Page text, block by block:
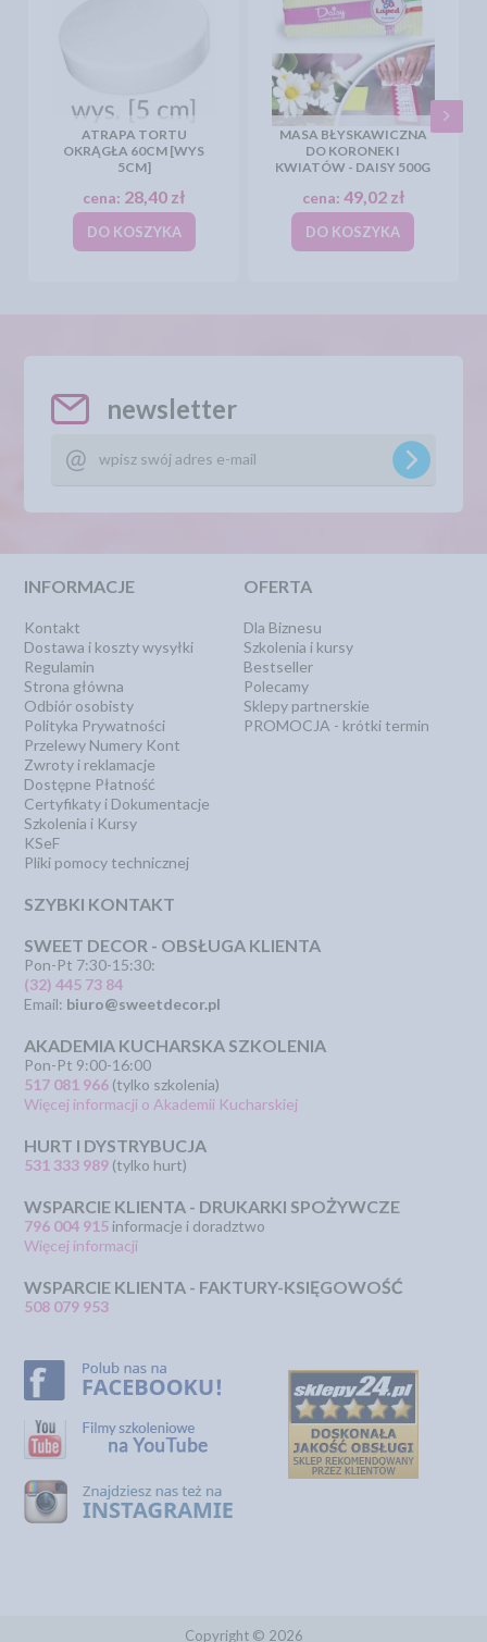
ATRAPA TORTU
OKRĄGŁA 60CM [WYS
5CM]
cena: 28,40 zł
DO KOSZYKA
MASA BŁYSKAWICZNA
DO KORONEK I
KWIATÓW - DAISY 500G
cena: 49,02 zł
DO KOSZYKA
newsletter
INFORMACJE
Kontakt
Dostawa i koszty wysyłki
Regulamin
Strona główna
Odbiór osobisty
Polityka Prywatności
Przelewy Numery Kont
Zwroty i reklamacje
Dostępne Płatność
Certyfikaty i Dokumentacje
Szkolenia i Kursy
KSeF
Pliki pomocy technicznej
OFERTA
Dla Biznesu
Szkolenia i kursy
Bestseller
Polecamy
Sklepy partnerskie
PROMOCJA - krótki termin
SZYBKI KONTAKT
SWEET DECOR - OBSŁUGA KLIENTA
Pon-Pt 7:30-15:30:
(32) 445 73 84
Email: biuro@sweetdecor.pl
AKADEMIA KUCHARSKA SZKOLENIA
Pon-Pt 9:00-16:00
517 081 966 (tylko szkolenia)
Więcej informacji o Akademii Kucharskiej
HURT I DYSTRYBUCJA
531 333 989 (tylko hurt)
WSPARCIE KLIENTA - DRUKARKI SPOŻYWCZE
796 004 915 informacje i doradztwo
Więcej informacji
WSPARCIE KLIENTA - FAKTURY-KSIĘGOWOŚĆ
508 079 953
Copyright © 2026